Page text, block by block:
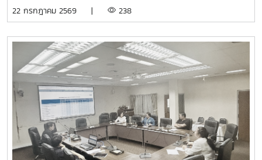
ตกเป็นเหยื่อของอาชญากรรมไซเบอร์” และ “การวางแผน
เพื่อเสริมสร้างความรู้และทักษะที่เป็นประโยชน์ต่อการปฏิบัติงาน
และการดำเนินชีวิตของบุคลากรในสถาบันอุดมศึกษา ภาพ/ข่าว
: ที่ประชุมประธานสภาอาจารย์มหาวิทยาลัยแห่งประเทศไทย -
ปอมท.
โครงการขับเคลื่อนจริยธรรมของบุคลากรมหาวิทยาลัย ประจำปี
การปรับปรุงข้อบังคับ และระเบียบของมหาวิทยาลัย- ข้อเสนอแนะ
เรื่อง ปัญหารถไฟฟ้าไม่เพียงพอต่อการให้บริการ- ข้อเสนอแนะ
เรื่อง ปัญหามิจฉาชีพหลอกโอนเงินจองหอพักนักศึกษา- ข้อมูล
รายรับของกองทุนเงินชดเชยข้อมูลเงินเดือนของบุคลากร
มหาวิทยาลัย ผลกระทบที่กับพนักงานมหาวิทยาลัยกรณีควบรวม
หน่วยงาน- กรณีศึกษาเบี้ยประกันชีวิต >ระบบเลือกตั้งกรรมการ
สภาพนักงาน มหาวิทยาลัยแม่โจ้ แบบออนไลน์
22 กรกฎาคม 2569 | 238